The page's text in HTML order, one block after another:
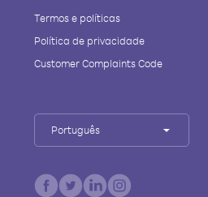
Termos e políticas
Política de privacidade
Customer Complaints Code
Português